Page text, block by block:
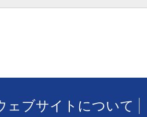
ェブサイトについて